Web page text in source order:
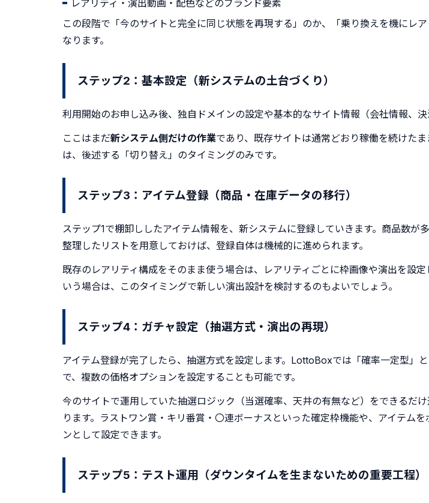
レアリティ・演出動画・配色などのブランド要素
この段階で「今のサイトと完全に同じ状態を再現する」のか、「乗り換えを機にレ
なります。
ステップ2：基本設定（新システムの土台づくり）
利用開始のお申し込み後、独自ドメインの設定や基本的なサイト情報（会社情報、
ここはまだ新システム側だけの作業であり、既存サイトは通常どおり稼働を続けた
は、後述する「切り替え」のタイミングのみです。
ステップ3：アイテム登録（商品・在庫データの移行）
ステップ1で棚卸ししたアイテム情報を、新システムに登録していきます。商品数
整理したリストを用意しておけば、登録自体は機械的に進められます。
既存のレアリティ構成をそのまま使う場合は、レアリティごとに枠画像や演出を設
いう場合は、このタイミングで新しい演出設計を検討するのもよいでしょう。
ステップ4：ガチャ設定（抽選方式・演出の再現）
アイテム登録が完了したら、抽選方式を設定します。LottoBoxでは「確率一定型」
で、複数の価格オプションを設定することも可能です。
今のサイトで運用していた抽選ロジック（当選確率、天井の有無など）をできるだ
ります。ラストワン賞・キリ番賞・〇連ボーナスといった確定枠機能や、アイテム
ンとして設定できます。
ステップ5：テスト運用（ダウンタイムを生まないための重要工程）